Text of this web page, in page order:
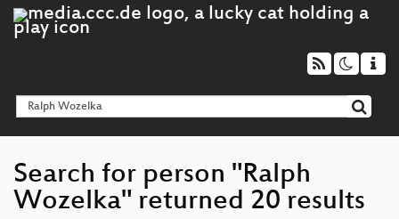
Search for person "Ralph
Wozelka" returned 20 results